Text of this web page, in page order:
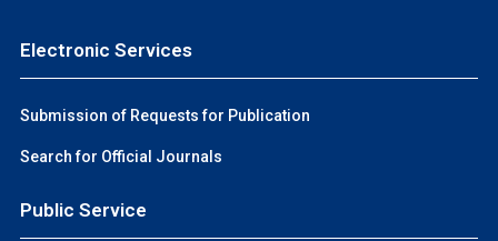
Electronic Services
Submission of Requests for Publication
Search for Official Journals
Public Service